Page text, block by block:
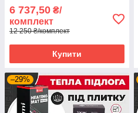
6 737,50 ₴/
комплект
12 250 ₴/комплект
Купити
–29%